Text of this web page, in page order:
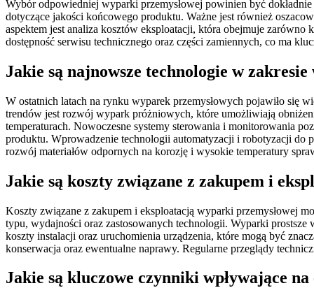
Wybór odpowiedniej wyparki przemysłowej powinien być
dotyczące jakości końcowego produktu. Ważne jest również
aspektem jest analiza kosztów eksploatacji, która obejmuje
dostępność serwisu technicznego oraz części zamiennych, co ma
Jakie są najnowsze technologie w
W ostatnich latach na rynku wyparek przemysłowych pojawiło się
trendów jest rozwój wypark próżniowych, które umożliwiają
temperaturach. Nowoczesne systemy sterowania i monitorowania
produktu. Wprowadzenie technologii automatyzacji i robotyzacji do
rozwój materiałów odpornych na korozję i wysokie temperatury
Jakie są koszty związane z zakupem i
Koszty związane z zakupem i eksploatacją wyparki przemysłowej
typu, wydajności oraz zastosowanych technologii. Wyparki
koszty instalacji oraz uruchomienia urządzenia, które mogą być
konserwacja oraz ewentualne naprawy. Regularne przeglądy
Jakie są kluczowe czynniki wpływające